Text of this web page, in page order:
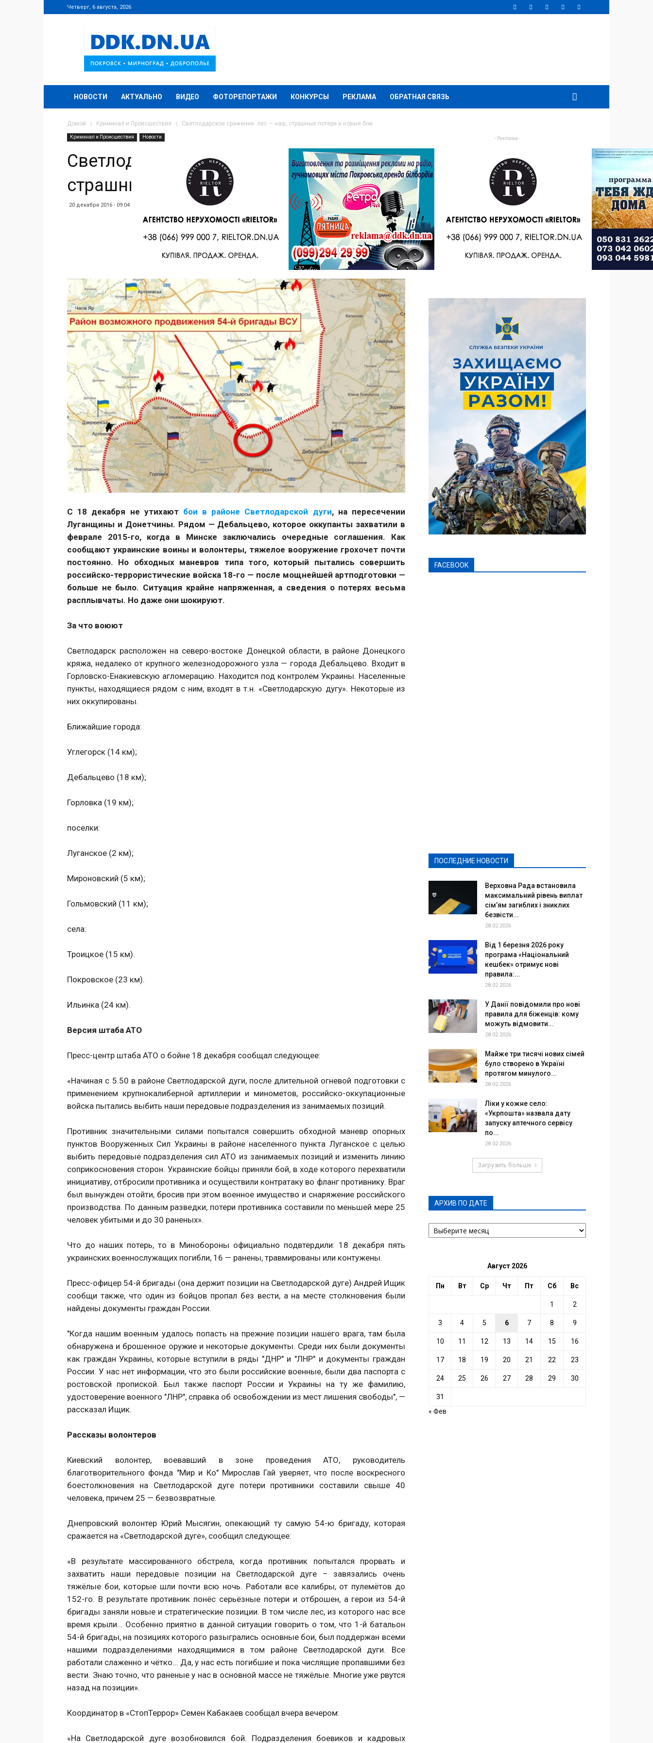
Четверг, 6 августа, 2026
DDK.DN.UA
НОВОСТИ АКТУАЛЬНО ВИДЕО ФОТОРЕПОРТАЖИ КОНКУРСЫ РЕКЛАМА ОБРАТНАЯ СВЯЗЬ
Домой Криминал и Происшествия Светлодарское сражение: лес — наш, страшные потери и новые бои
Криминал и Происшествия Новости
Светлодарское сражение: лес — наш,
страшные потери и новые бои
20 декабря 2016 - 09:04
С 18 декабря не утихают бои в районе Светлодарской дуги, на пересечении
Луганщины и Донетчины. Рядом — Дебальцево, которое оккупанты захватили в
феврале 2015-го, когда в Минске заключались очередные соглашения. Как
сообщают украинские воины и волонтеры, тяжелое вооружение грохочет почти
постоянно. Но обходных маневров типа того, который пытались совершить
российско-террористические войска 18-го — после мощнейшей артподготовки —
больше не было. Ситуация крайне напряженная, а сведения о потерях весьма
расплывчаты. Но даже они шокируют.
За что воюют
Светлодарск расположен на северо-востоке Донецкой области, в районе Донецкого
кряжа, недалеко от крупного железнодорожного узла — города Дебальцево. Входит в
Горловско-Енакиевскую агломерацию. Находится под контролем Украины. Населенные
пункты, находящиеся рядом с ним, входят в т.н. «Светлодарскую дугу». Некоторые из
них оккупированы.
Ближайшие города:
Углегорск (14 км);
Дебальцево (18 км);
Горловка (19 км);
поселки:
Луганское (2 км);
Мироновский (5 км);
Гольмовский (11 км);
села:
Троицкое (15 км).
Покровское (23 км).
Ильинка (24 км).
Версия штаба АТО
Пресс-центр штаба АТО о бойне 18 декабря сообщал следующее:
«Начиная с 5.50 в районе Светлодарской дуги, после длительной огневой подготовки с
применением крупнокалиберной артиллерии и минометов, российско-оккупационные
войска пытались выбить наши передовые подразделения из занимаемых позиций.
Противник значительными силами попытался совершить обходной маневр опорных
пунктов Вооруженных Сил Украины в районе населенного пункта Луганское с целью
выбить передовые подразделения сил АТО из занимаемых позиций и изменить линию
соприкосновения сторон. Украинские бойцы приняли бой, в ходе которого перехватили
инициативу, отбросили противника и осуществили контратаку во фланг противнику. Враг
был вынужден отойти, бросив при этом военное имущество и снаряжение российского
производства. По данным разведки, потери противника составили по меньшей мере 25
человек убитыми и до 30 раненых».
Что до наших потерь, то в Минобороны официально подвтердили: 18 декабря пять
украинских военнослужащих погибли, 16 — ранены, травмированы или контужены.
Пресс-офицер 54-й бригады (она держит позиции на Светлодарской дуге) Андрей Ищик
сообщи также, что один из бойцов пропал без вести, а на месте столкновения были
найдены документы граждан России.
"Когда нашим военным удалось попасть на прежние позиции нашего врага, там была
обнаружена и брошенное оружие и некоторые документы. Среди них были документы
как граждан Украины, которые вступили в ряды "ДНР" и "ЛНР" и документы граждан
России. У нас нет информации, что это были российские военные, были два паспорта с
ростовской пропиской. Был также паспорт России и Украины на ту же фамилию,
удостоверение военного "ЛНР", справка об освобождении из мест лишения свободы", —
рассказал Ищик.
Рассказы волонтеров
Киевский волонтер, воевавший в зоне проведения АТО, руководитель
благотворительного фонда "Мир и Ко" Мирослав Гай уверяет, что после воскресного
боестолкновения на Светлодарской дуге потери противники составили свыше 40
человека, причем 25 — безвозвратные.
Днепровский волонтер Юрий Мысягин, опекающий ту самую 54-ю бригаду, которая
сражается на «Светлодарской дуге», сообщил следующее:
«В результате массированного обстрела, когда противник попытался прорвать и
захватить наши передовые позиции на Светлодарской дуге – завязались очень
тяжёлые бои, которые шли почти всю ночь. Работали все калибры, от пулемётов до
152-го. В результате противник понёс серьёзные потери и отброшен, а герои из 54-й
бригады заняли новые и стратегические позиции. В том числе лес, из которого нас все
время крыли… Особенно приятно в данной ситуации говорить о том, что 1-й батальон
54-й бригады, на позициях которого разыгрались основные бои, был поддержан всеми
нашими подразделениями находящимися в том районе Светлодарской дуги. Все
работали слаженно и чётко… Да, у нас есть погибшие и пока числящие пропавшими без
вести. Знаю точно, что раненые у нас в основной массе не тяжёлые. Многие уже рвутся
назад на позиции».
Координатор в «СтопТеррор» Семен Кабакаев сообщал вчера вечером:
«На Светлодарской дуге возобновился бой. Подразделения боевиков и кадровых
- Реклама -
FACEBOOK
ПОСЛЕДНИЕ НОВОСТИ
Верховна Рада встановила
максимальний рівень виплат
сім’ям загиблих і зниклих
безвісти...
28.02.2026
Від 1 березня 2026 року
програма «Національний
кешбек» отримує нові
правила:...
28.02.2026
У Данії повідомили про нові
правила для біженців: кому
можуть відмовити...
28.02.2026
Майже три тисячі нових сімей
було створено в Україні
протягом минулого...
28.02.2026
Ліки у кожне село:
«Укрпошта» назвала дату
запуску аптечного сервісу
по...
28.02.2026
Загрузить больше
АРХИВ ПО ДАТЕ
АРХИВ
ПО
Август 2026
Пн Вт Ср Чт Пт Сб Вс
1 2
3 4 5 6 7 8 9
10 11 12 13 14 15 16
17 18 19 20 21 22 23
24 25 26 27 28 29 30
31
« Фев